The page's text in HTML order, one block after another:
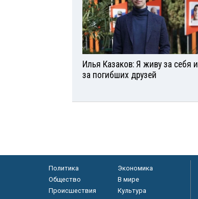
Илья Казаков: Я живу за себя и
за погибших друзей
Политика
Экономика
Общество
В мире
Происшествия
Культура